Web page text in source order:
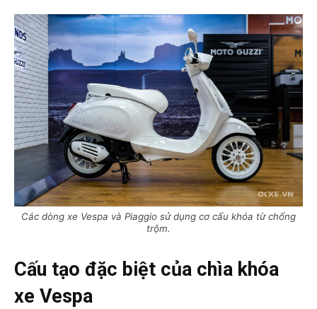
Các dòng xe Vespa và Piaggio sử dụng cơ cấu khóa từ chống
trộm.
Cấu tạo đặc biệt của chìa khóa
xe Vespa